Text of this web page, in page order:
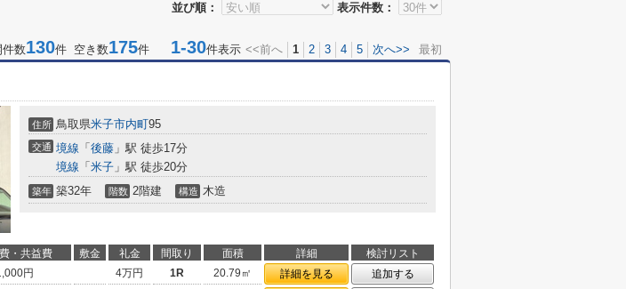
並び順： 表示件数：
件数130件 空き数175件 1-30件表示 <<前へ 1 2 3 4 5 次へ>> 最初
住所 鳥取県米子市内町95
交通 境線 「 後藤 」駅 徒歩17分
境線 「 米子 」駅 徒歩20分
築年 築32年 階数 2階建 構造 木造
・共益費 敷金 礼金 間取り 面積 詳細
検討リスト
円 4万円 1R 20.79㎡ 詳細を見る
追加する